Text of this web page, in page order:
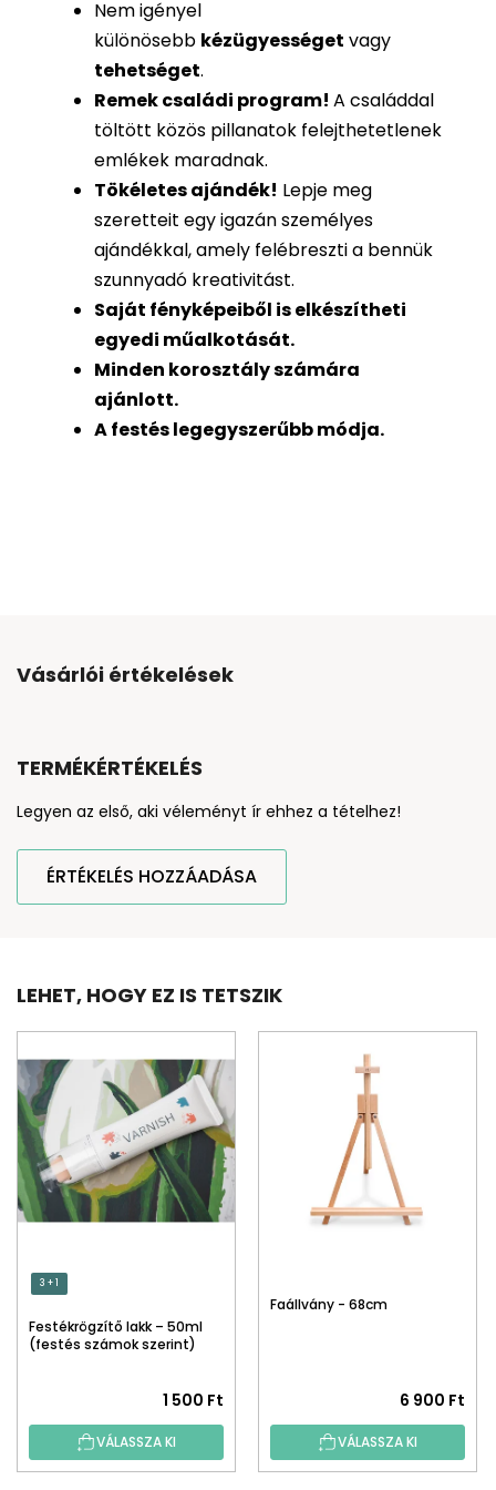
Nem igényel
különösebb kézügyességet vagy
tehetséget.
Remek családi program! A családdal
töltött közös pillanatok felejthetetlenek
emlékek maradnak.
Tökéletes ajándék! Lepje meg
szeretteit egy igazán személyes
ajándékkal, amely felébreszti a bennük
szunnyadó kreativitást.
Saját fényképeiből iselkészítheti
egyedi műalkotását.
Minden korosztály számára
ajánlott.
A festés legegyszerűbb módja.
Vásárlói értékelések
TERMÉKÉRTÉKELÉS
Legyen az első, aki véleményt ír ehhez a tételhez!
ÉRTÉKELÉS HOZZÁADÁSA
LEHET, HOGY EZ IS TETSZIK
3 + 1
Festékrögzítő lakk – 50ml
(festés számok szerint)
1 500 Ft
VÁLASSZA KI
Faállvány - 68cm
6 900 Ft
VÁLASSZA KI